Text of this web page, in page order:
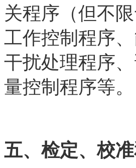
关程序（但不
工作控制程序
干扰处理程序
量控制程序等。
五、检定、校